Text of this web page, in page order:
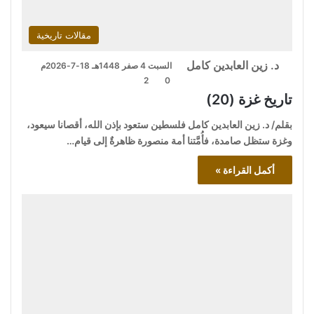
مقالات تاريخية
د. زين العابدين كامل
السبت 4 صفر 1448هـ 18-7-2026م
0
2
تاريخ غزة (20)
بقلم/ د. زين العابدين كامل فلسطين ستعود بإذن الله، أقصانا سيعود،
وغزة ستظل صامدة، فأُمَّتنا أمة منصورة ظاهرةٌ إلى قيام…
أكمل القراءة »